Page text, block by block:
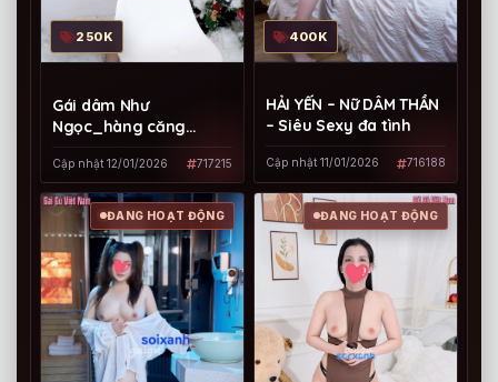
250K
Gái dâm Như
Ngọc_hàng căng
Cập nhật 12/01/2026 717215
400K
HẢI YẾN – Nữ DÂM THẦN
– Siêu Sexy đa tình
Cập nhật 11/01/2026 716188
ĐANG HOẠT ĐỘNG ĐANG HOẠT ĐỘNG